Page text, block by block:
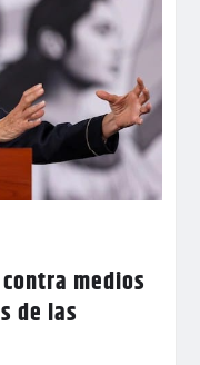
medios
de las